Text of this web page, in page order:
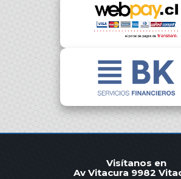
Visítanos en
Av Vitacura 9982